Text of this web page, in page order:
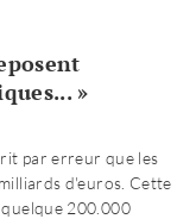
»
par erreur que les
d'euros. Cette
200.000